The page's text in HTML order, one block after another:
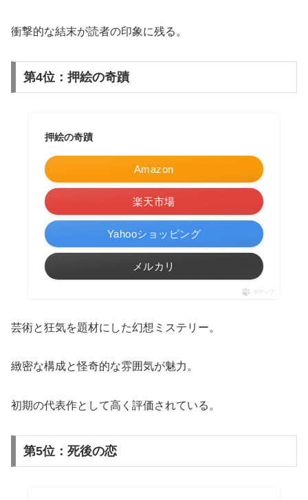
衝撃的な結末が読者の印象に残る。
第4位：押絵の奇蹟
押絵の奇蹟
Amazon
楽天市場
Yahooショッピング
メルカリ
ポチップ
芸術と狂気を題材にした幻想ミステリー。
緻密な構成と怪奇的な雰囲気が魅力。
初期の代表作として高く評価されている。
第5位：死後の恋